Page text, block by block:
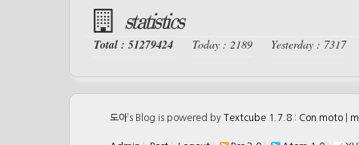
statistics
Total : 51279424 Today : 2189 Yesterday : 7317
도아’s Blog is powered by Textcube 1.7.8 : Con moto